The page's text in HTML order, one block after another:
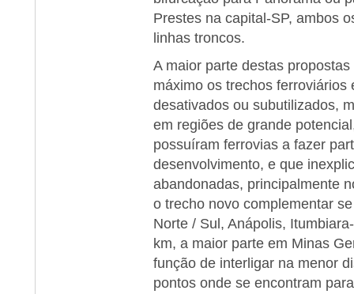
Prestes na capital-SP, ambos
linhas troncos.
A maior parte destas
máximo os trechos ferroviários
desativados ou subutilizados,
em regiões de grande
possuíram ferrovias a fazer
desenvolvimento, e que
abandonadas, principalmente
o trecho novo complementar
Norte / Sul, Anápolis,
km, a maior parte em Minas
função de interligar na menor
pontos onde se encontram